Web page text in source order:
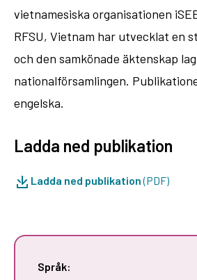
vietnamesiska organisationen
RFSU, Vietnam har utvecklat en
och den samkönade äktenskap
nationalförsamlingen.
engelska.
Ladda ned publikation
Ladda ned publikation(PDF)
Språk: